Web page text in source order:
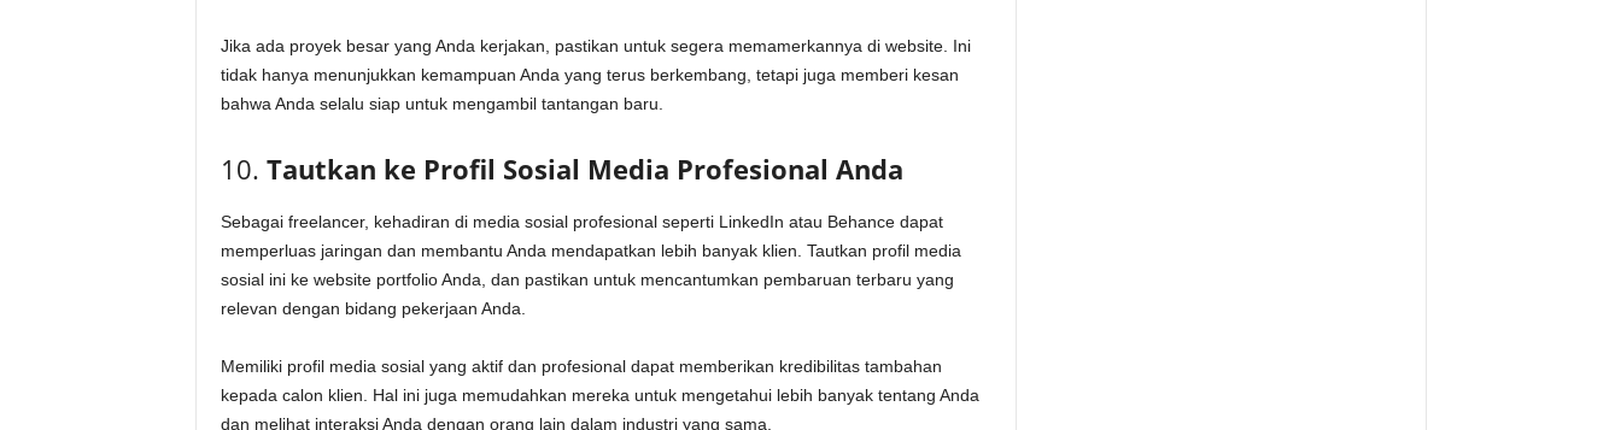
Jika ada proyek besar yang Anda kerjakan, pastikan untuk segera memamerkannya di website. Ini
tidak hanya menunjukkan kemampuan Anda yang terus berkembang, tetapi juga memberi kesan
bahwa Anda selalu siap untuk mengambil tantangan baru.
10. Tautkan ke Profil Sosial Media Profesional Anda
Sebagai freelancer, kehadiran di media sosial profesional seperti LinkedIn atau Behance dapat
memperluas jaringan dan membantu Anda mendapatkan lebih banyak klien. Tautkan profil media
sosial ini ke website portfolio Anda, dan pastikan untuk mencantumkan pembaruan terbaru yang
relevan dengan bidang pekerjaan Anda.
Memiliki profil media sosial yang aktif dan profesional dapat memberikan kredibilitas tambahan
kepada calon klien. Hal ini juga memudahkan mereka untuk mengetahui lebih banyak tentang Anda
dan melihat interaksi Anda dengan orang lain dalam industri yang sama.